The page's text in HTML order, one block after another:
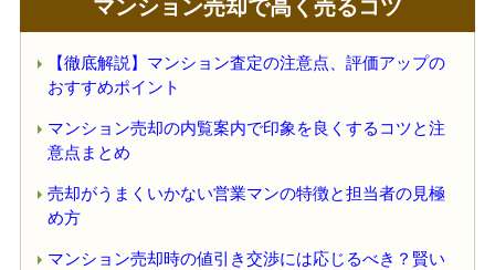
マンション売却で高く売るコツ
【徹底解説】マンション査定の注意点、評価アップの
おすすめポイント
マンション売却の内覧案内で印象を良くするコツと注
意点まとめ
売却がうまくいかない営業マンの特徴と担当者の見極
め方
マンション売却時の値引き交渉には応じるべき？賢い